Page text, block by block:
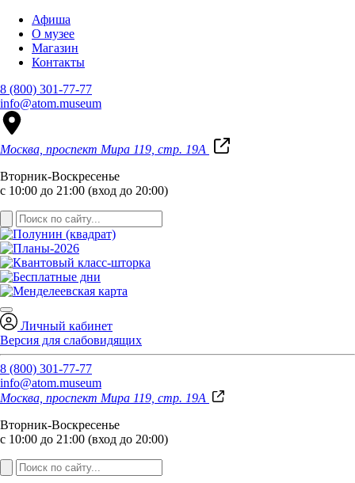
Афиша
О музее
Магазин
Контакты
8 (800) 301-77-77
info@atom.museum
Москва, проспект Мира 119, стр. 19А
Вторник-Воскресенье
с 10:00 до 21:00 (вход до 20:00)
Личный кабинет
Версия для слабовидящих
8 (800) 301-77-77
info@atom.museum
Москва, проспект Мира 119, стр. 19А
Вторник-Воскресенье
с 10:00 до 21:00 (вход до 20:00)